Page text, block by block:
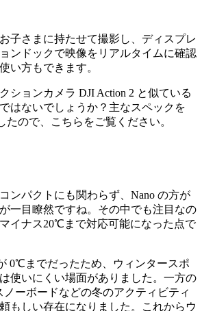
子さまに持たせて撮影し、ディスプレ
ンドックで映像をリアルタイムに確認
い方もできます。
ションカメラ DJI Action 2 と似ている
はないでしょうか？主なスペックを
たので、こちらをご覧ください。
ンパクトにも関わらず、Nano の方が
一目瞭然ですね。その中でも注目なの
イナス20℃まで対応可能になった点で
0℃までだったため、ウィンタースポ
使いにくい場面がありました。一方の
ノーボードなどの冬のアクティビティ
もしい存在になりました。これからウ